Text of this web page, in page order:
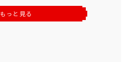
もっと見る